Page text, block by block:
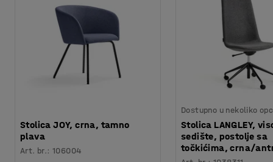
Stolica JOY, crna, tamno
plava
Art. br.:106004
Dostupno u nekoliko
Stolica LANGLEY,
sedište, postolje sa
točkićima, crna/